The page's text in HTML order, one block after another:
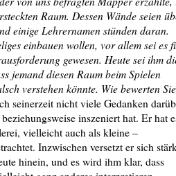
Raum. Dessen Wände seien
einige Lehrernamen stünden daran.
einbauen wollen, vor allem sei es
gewesen. Heute sei ihm
jemand diesen Raum beim Spielen
verstehen könnte. Wie bewerten Sie
seinerzeit nicht viele Gedanken
inszeniert hat. Er hat
vielleicht auch als kleine –
Inzwischen versetzt er sich
hinein, und es wird ihm klar, dass